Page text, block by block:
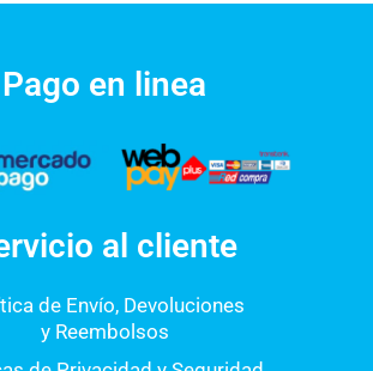
Pago en linea
al cliente
de Envío, Devoluciones
y Reembolsos